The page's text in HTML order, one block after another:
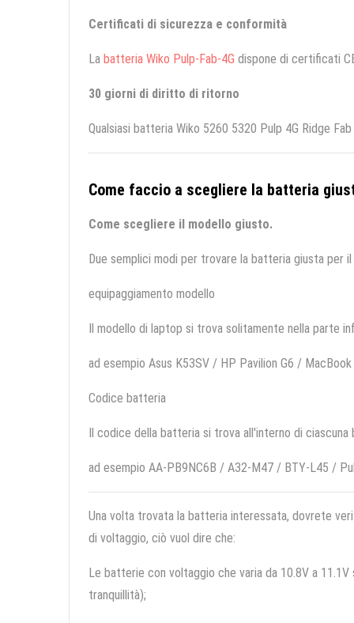
Certificati di sicurezza e conformità
La batteria Wiko Pulp-Fab-4G dispone di certificati
30 giorni di diritto di ritorno
Qualsiasi batteria Wiko 5260 5320 Pulp 4G Ridge
Come faccio a scegliere la batteria
Come scegliere il modello giusto.
Due semplici modi per trovare la batteria giusta per
equipaggiamento modello
Il modello di laptop si trova solitamente nella parte
ad esempio Asus K53SV / HP Pavilion G6 /
Codice batteria
Il codice della batteria si trova all'interno di
ad esempio AA-PB9NC6B / A32-M47 / BTY-L45 /
Una volta trovata la batteria interessata, dovrete
di voltaggio, ciò vuol dire che:
Le batterie con voltaggio che varia da 10.8V a
tranquillità);